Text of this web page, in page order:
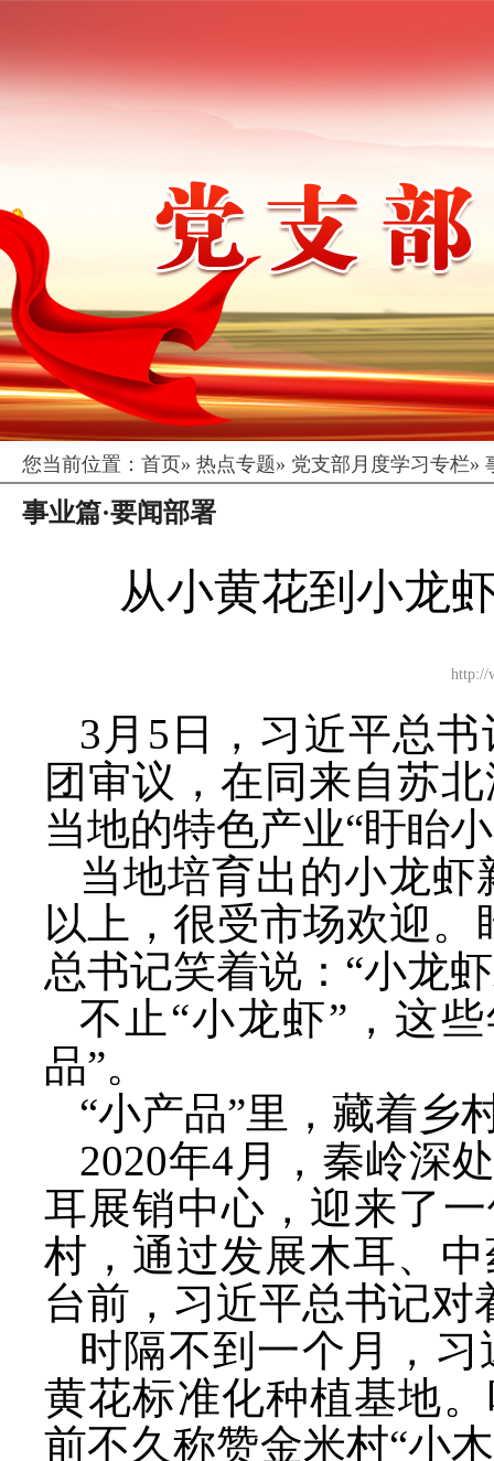
您当前位置： 首页» 热点专题» 党支部月度学习专栏»
事业篇·要闻部署
从小黄花到小龙
http://
3月5日，习近平总
团审议，在同来自苏
当地的特色产业“盱眙
当地培育出的小龙虾
以上，很受市场欢迎。
总书记笑着说：“小龙
不止 “小龙虾”，这
品”。
“小产品”里，藏着乡
2020年4月，秦岭深
耳展销中心，迎来了
村，通过发展木耳、
台前，习近平总书记
时隔不到一个月，
黄花标准化种植基地
前不久称赞金米村“小